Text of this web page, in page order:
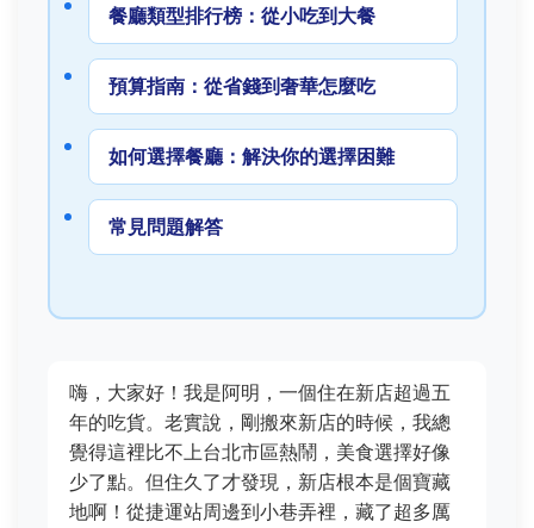
餐廳類型排行榜：從小吃到大餐
預算指南：從省錢到奢華怎麼吃
如何選擇餐廳：解決你的選擇困難
常見問題解答
嗨，大家好！我是阿明，一個住在新店超過五
年的吃貨。老實說，剛搬來新店的時候，我總
覺得這裡比不上台北市區熱鬧，美食選擇好像
少了點。但住久了才發現，新店根本是個寶藏
地啊！從捷運站周邊到小巷弄裡，藏了超多厲